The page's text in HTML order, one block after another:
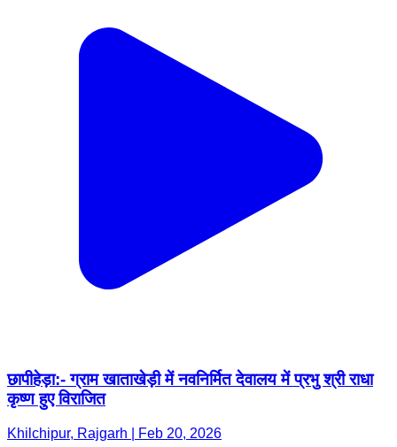
छापीहेड़ा:- ग्राम खाताखेड़ी में नवनिर्मित देवालय में प्रभु श्री राधा
कृष्ण हुए विराजित
Khilchipur, Rajgarh | Feb 20, 2026